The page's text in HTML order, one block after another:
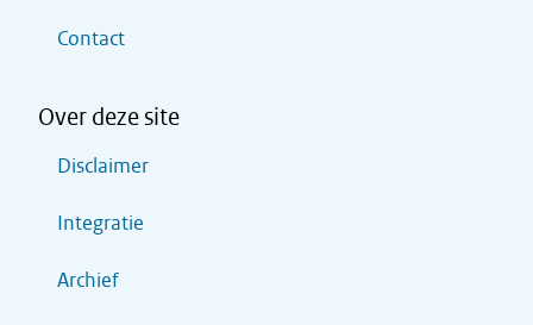
Contact
Over deze site
Disclaimer
Integratie
Archief